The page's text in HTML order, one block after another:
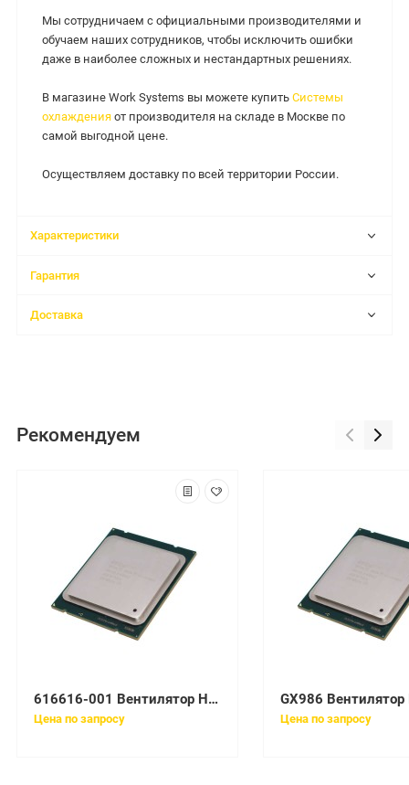
Мы сотрудничаем с официальными производителями и
обучаем наших сотрудников, чтобы исключить ошибки
даже в наиболее сложных и нестандартных решениях.
В магазине Work Systems вы можете купить Системы
охлаждения от производителя на складе в Москве по
самой выгодной цене.
Осуществляем доставку по всей территории России.
Характеристики
Гарантия
Доставка
Рекомендуем
616616-001 Вентилятор HP SPS-POD VENT FAN
Цена по запросу Цена по запросу